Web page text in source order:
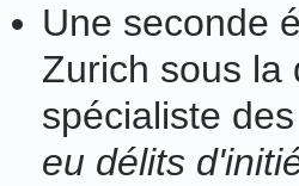
Une seconde
Zurich sous la
spécialiste
eu délits